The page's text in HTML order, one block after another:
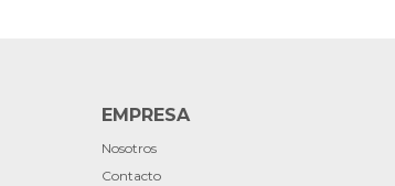
EMPRESA
Nosotros
Contacto